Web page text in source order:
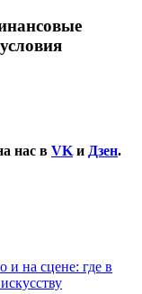
нас в VK и Дзен.
и на сцене: где в